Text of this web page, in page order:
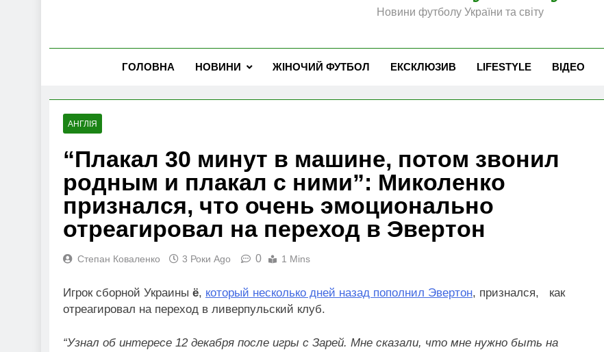
Новини футболу України та світу
ГОЛОВНА НОВИНИ ЖІНОЧИЙ ФУТБОЛ ЕКСКЛЮЗИВ LIFESTYLE ВІДЕО
АНГЛІЯ
“Плакал 30 минут в машине, потом звонил
родным и плакал с ними”: Миколенко
признался, что очень эмоционально
отреагировал на переход в Эвертон
Степан Коваленко 3 Роки Ago 0 1 Mins
Игрок сборной Украины ё, который несколько дней назад пополнил Эвертон, признался, как
отреагировал на переход в ливерпульский клуб.
“Узнал об интересе 12 декабря после игры с Зарей. Мне сказали, что мне нужно быть на